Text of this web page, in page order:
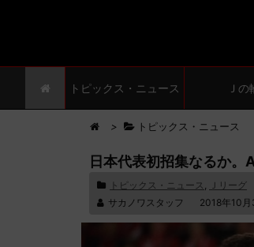
トピックス・ニュース Ｊの
> トピックス・ニュース
日本代表初招集なるか。
トピックス・ニュース , Ｊリーグ
サカノワスタッフ 2018年10月